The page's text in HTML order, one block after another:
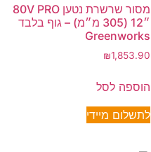
מסור שרשרת נטען 80V PRO
״12 (305 מ״מ) – גוף בלבד
Greenworks
₪1,853.90
הוספה לסל
לתשלום מיידי